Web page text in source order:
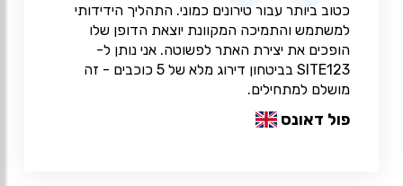
כטוב ביותר עבור טירונים כמוני. התהליך הידידותי
למשתמש והתמיכה המקוונת יוצאת הדופן שלו
הופכים את יצירת האתר לפשוטה. אני נותן ל-
SITE123 בביטחון דירוג מלא של 5 כוכבים - זה
מושלם למתחילים.
פול דאונס